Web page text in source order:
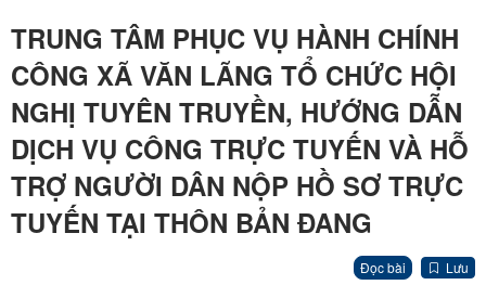
TRUNG TÂM PHỤC VỤ HÀNH CHÍNH
CÔNG XÃ VĂN LÃNG TỔ CHỨC HỘI
NGHỊ TUYÊN TRUYỀN, HƯỚNG DẪN
DỊCH VỤ CÔNG TRỰC TUYẾN VÀ HỖ
TRỢ NGƯỜI DÂN NỘP HỒ SƠ TRỰC
TUYẾN TẠI THÔN BẢN ĐANG
Đọc bài Lưu